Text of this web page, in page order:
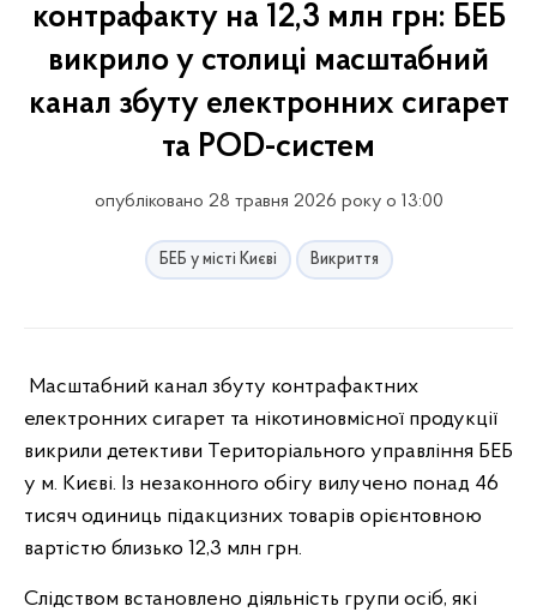
контрафакту на 12,3 млн грн: БЕБ
викрило у столиці масштабний
канал збуту електронних сигарет
та POD-систем
опубліковано 28 травня 2026 року о 13:00
БЕБ у місті Києві Викриття
Масштабний канал збуту контрафактних
електронних сигарет та нікотиновмісної продукції
викрили детективи Територіального управління БЕБ
у м. Києві. Із незаконного обігу вилучено понад 46
тисяч одиниць підакцизних товарів орієнтовною
вартістю близько 12,3 млн грн.
Слідством встановлено діяльність групи осіб, які